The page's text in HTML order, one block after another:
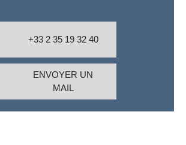
+33 2 35 19 32 40
ENVOYER UN
MAIL